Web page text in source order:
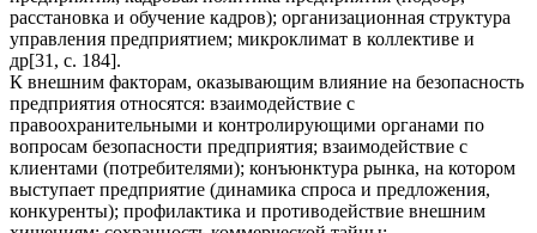
расстановка и обучение кадров); организационная структура
управления предприятием; микроклимат в коллективе и
др[31, с. 184].
К внешним факторам, оказывающим влияние на безопасность
предприятия относятся: взаимодействие с
правоохранительными и контролирующими органами по
вопросам безопасности предприятия; взаимодействие с
клиентами (потребителями); конъюнктура рынка, на котором
выступает предприятие (динамика спроса и предложения,
конкуренты); профилактика и противодействие внешним